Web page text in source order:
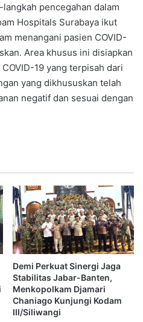
pencegahan dalam
Hospitals Surabaya ikut
menangani pasien COVID-
Area khusus ini disiapkan
19 yang terpisah dari
yang dikhususkan telah
negatif dan sesuai dengan
Demi Perkuat Sinergi Jaga
Stabilitas Jabar-Banten,
Menkopolkam Djamari
Chaniago Kunjungi Kodam
III/Siliwangi